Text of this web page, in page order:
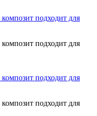
подходит для
подходит для
подходит для
подходит для